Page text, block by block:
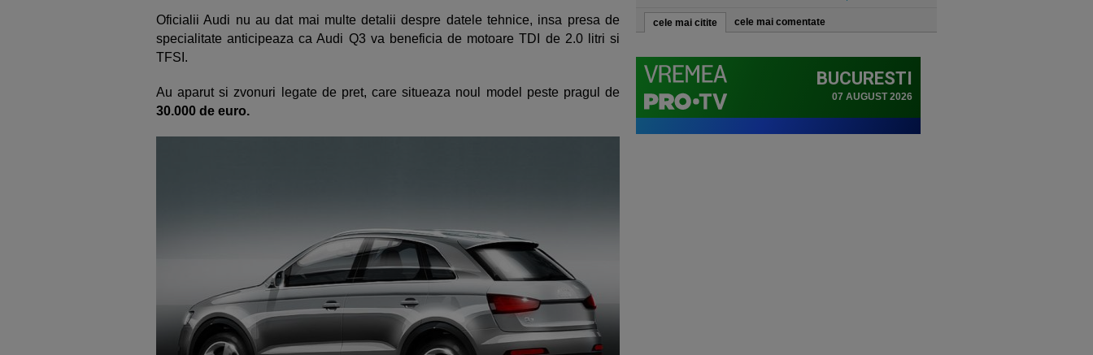
Oficialii Audi nu au dat mai multe detalii despre datele tehnice, insa presa de
specialitate anticipeaza ca Audi Q3 va beneficia de motoare TDI de 2.0 litri si
TFSI.
Au aparut si zvonuri legate de pret, care situeaza noul model peste pragul de
30.000 de euro.
cele mai citite cele mai comentate